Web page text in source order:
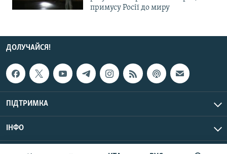
примусу Росії до миру
ДОЛУЧАЙСЯ!
ПІДТРИМКА
ІНФО